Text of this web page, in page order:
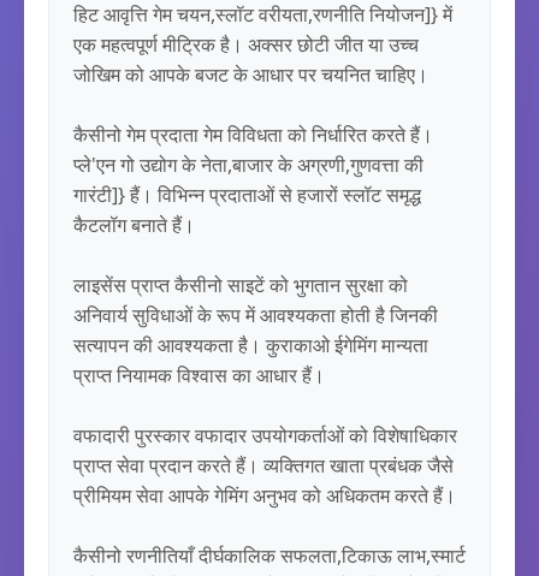
हिट आवृत्ति गेम चयन,स्लॉट वरीयता,रणनीति नियोजन]} में
एक महत्वपूर्ण मीट्रिक है। अक्सर छोटी जीत या उच्च
जोखिम को आपके बजट के आधार पर चयनित चाहिए।
कैसीनो गेम प्रदाता गेम विविधता को निर्धारित करते हैं।
प्ले'एन गो उद्योग के नेता,बाजार के अग्रणी,गुणवत्ता की
गारंटी]} हैं। विभिन्न प्रदाताओं से हजारों स्लॉट समृद्ध
कैटलॉग बनाते हैं।
लाइसेंस प्राप्त कैसीनो साइटें को भुगतान सुरक्षा को
अनिवार्य सुविधाओं के रूप में आवश्यकता होती है जिनकी
सत्यापन की आवश्यकता है। कुराकाओ ईगेमिंग मान्यता
प्राप्त नियामक विश्वास का आधार हैं।
वफादारी पुरस्कार वफादार उपयोगकर्ताओं को विशेषाधिकार
प्राप्त सेवा प्रदान करते हैं। व्यक्तिगत खाता प्रबंधक जैसे
प्रीमियम सेवा आपके गेमिंग अनुभव को अधिकतम करते हैं।
कैसीनो रणनीतियाँ दीर्घकालिक सफलता,टिकाऊ लाभ,स्मार्ट